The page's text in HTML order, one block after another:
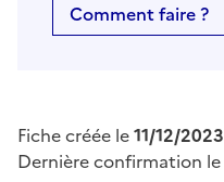
Comment faire ?
Fiche créée le11/12/2023
Dernière confirmation le